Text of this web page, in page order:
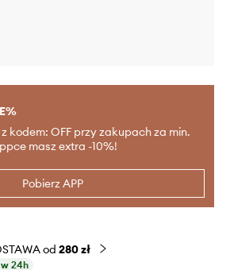
kodem: OFF przy zakupach za min.
masz extra -10%!
Pobierz APP
od 280 zł
24h